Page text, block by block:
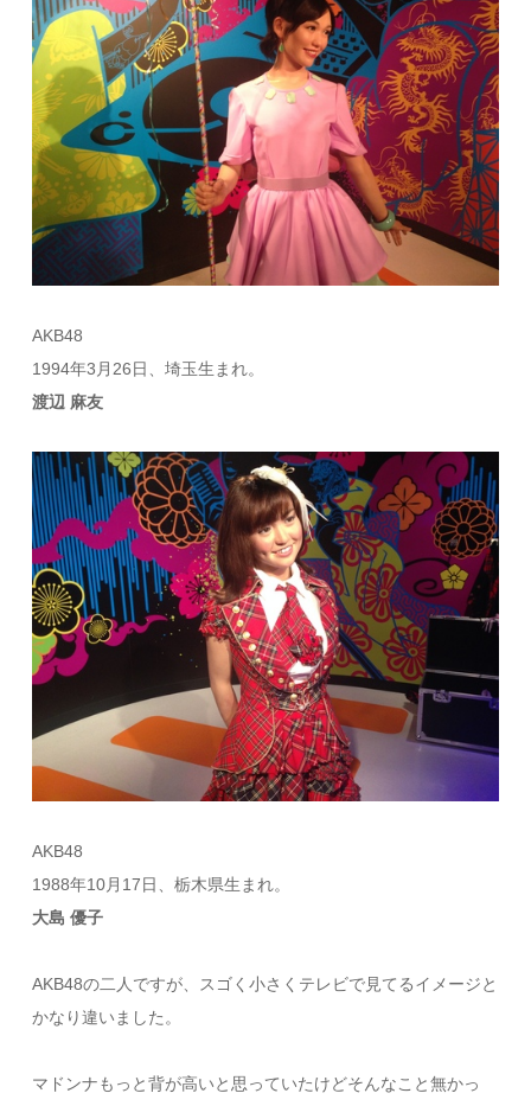
AKB48
1994年3月26日、埼玉生まれ。
渡辺 麻友
AKB48
1988年10月17日、栃木県生まれ。
大島 優子
AKB48の二人ですが、スゴく小さくテレビで見てるイメージと
かなり違いました。
マドンナもっと背が高いと思っていたけどそんなこと無かっ